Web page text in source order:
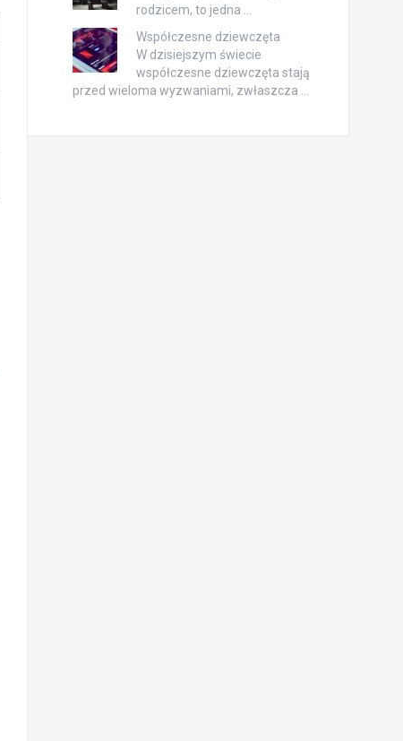
rodzicem, to jedna …
Współczesne dziewczęta
W dzisiejszym świecie
współczesne dziewczęta stają
przed wieloma wyzwaniami, zwłaszcza …